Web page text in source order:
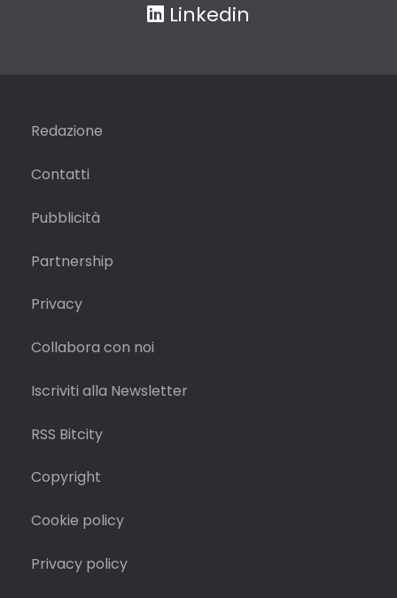
Linkedin
Redazione
Contatti
Pubblicità
Partnership
Privacy
Collabora con noi
Iscriviti alla Newsletter
RSS Bitcity
Copyright
Cookie policy
Privacy policy